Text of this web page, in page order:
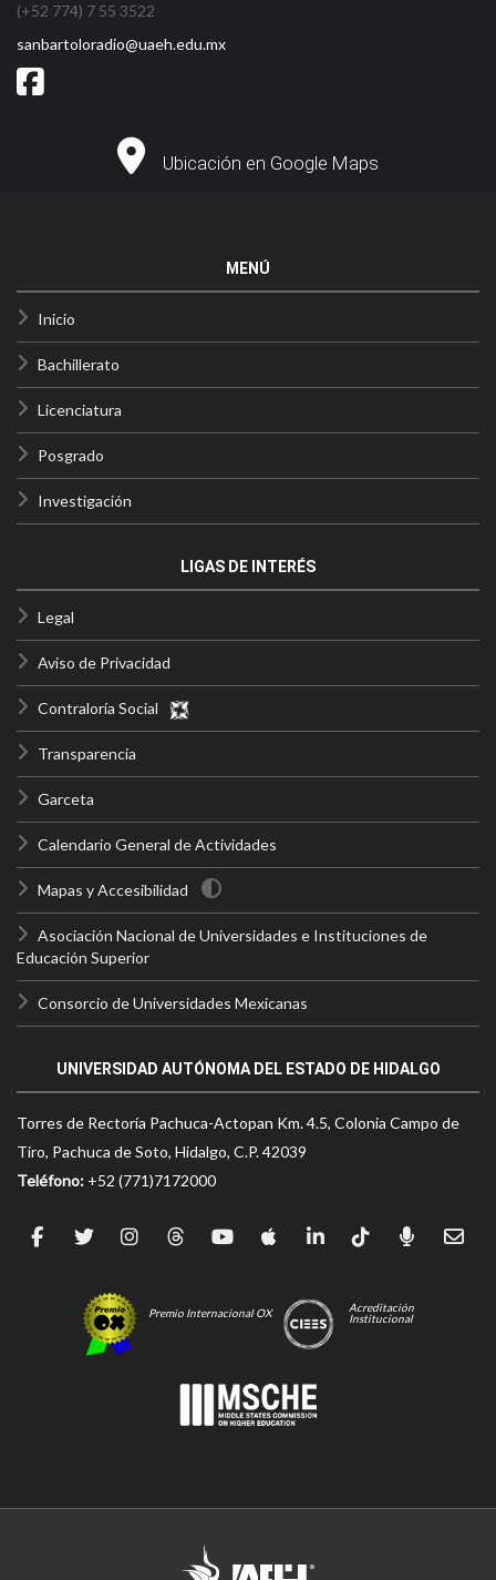
(+52 774) 7 55 3522
sanbartoloradio@uaeh.edu.mx
Ubicación en Google Maps
MENÚ
Inicio
Bachillerato
Licenciatura
Posgrado
Investigación
LIGAS DE INTERÉS
Legal
Aviso de Privacidad
Contraloría Social
Transparencia
Garceta
Calendario General de Actividades
Mapas y Accesibilidad
Asociación Nacional de Universidades e Instituciones de
Educación Superior
Consorcio de Universidades Mexicanas
UNIVERSIDAD AUTÓNOMA DEL ESTADO DE HIDALGO
Torres de Rectoría Pachuca-Actopan Km. 4.5, Colonia Campo de
Tiro, Pachuca de Soto, Hidalgo, C.P. 42039
Teléfono: +52 (771)7172000
Premio Internacional OX
Acreditación
Institucional